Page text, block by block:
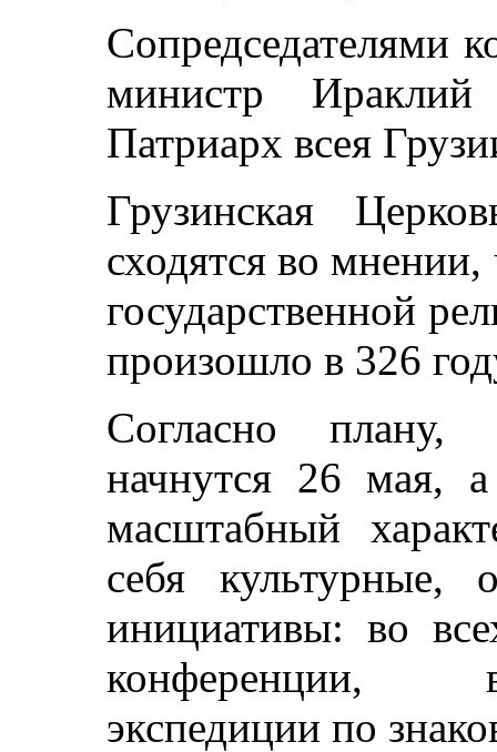
Сопредседателями
министр
Патриарх всея
Грузинская
сходятся во мнении,
государственной
произошло в 326
Согласно плану,
начнутся 26 мая,
масштабный
себя культурные,
инициативы: во
конференции,
экспедиции по